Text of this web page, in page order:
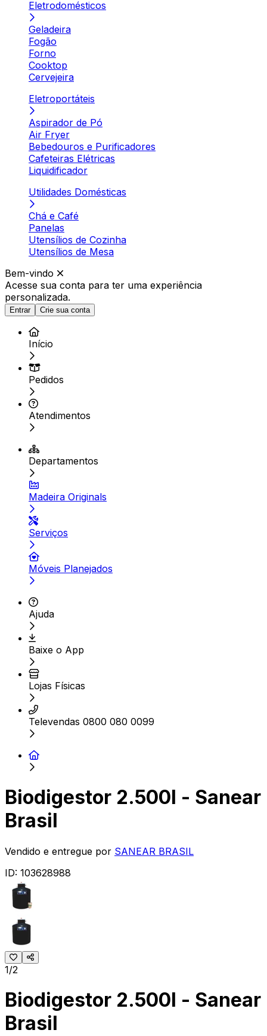
Eletrodomésticos
Geladeira
Fogão
Forno
Cooktop
Cervejeira
Eletroportáteis
Aspirador de Pó
Air Fryer
Bebedouros e Purificadores
Cafeteiras Elétricas
Liquidificador
Utilidades Domésticas
Chá e Café
Panelas
Utensílios de Cozinha
Utensílios de Mesa
Bem-vindo
Acesse sua conta para ter uma experiência
personalizada.
Entrar Crie sua conta
Início
Pedidos
Atendimentos
Departamentos
Madeira Originals
Serviços
Móveis Planejados
Ajuda
Baixe o App
Lojas Físicas
Televendas 0800 080 0099
Biodigestor 2.500l - Sanear
Brasil
Vendido e entregue por SANEAR BRASIL
ID: 103628988
1/2
Biodigestor 2.500l - Sanear
Brasil